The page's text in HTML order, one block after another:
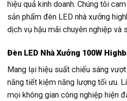
hiệu quả kinh doanh. Chúng tôi
sản phẩm đèn LED nhà xưởng
dịch vụ hậu mãi chuyên nghiệp và
Đèn LED Nhà Xưởng 100W
Mang lại hiệu suất chiếu sáng
năng tiết kiệm năng lượng tối ưu.
mọi không gian công nghiệp hiện